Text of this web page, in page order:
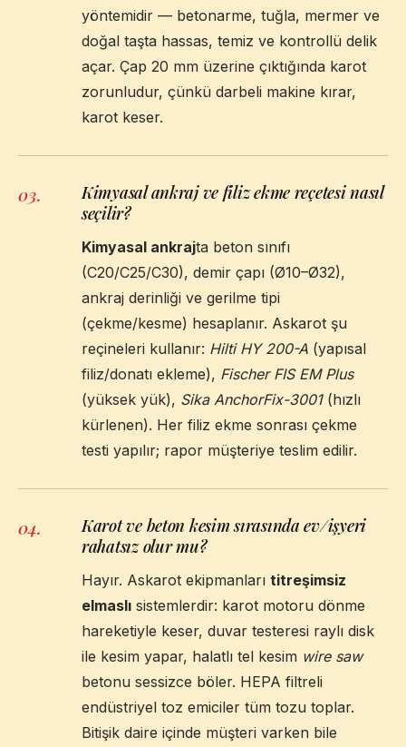
yöntemidir — betonarme, tuğla, mermer ve
doğal taşta hassas, temiz ve kontrollü delik
açar. Çap 20 mm üzerine çıktığında karot
zorunludur, çünkü darbeli makine kırar,
karot keser.
03.
Kimyasal ankraj ve filiz ekme reçetesi nasıl
seçilir?
Kimyasal ankrajta beton sınıfı
(C20/C25/C30), demir çapı (Ø10–Ø32),
ankraj derinliği ve gerilme tipi
(çekme/kesme) hesaplanır. Askarot şu
reçineleri kullanır: Hilti HY 200-A (yapısal
filiz/donatı ekleme), Fischer FIS EM Plus
(yüksek yük), Sika AnchorFix-3001(hızlı
kürlenen). Her filiz ekme sonrası çekme
testi yapılır; rapor müşteriye teslim edilir.
04.
Karot ve beton kesim sırasında ev/işyeri
rahatsız olur mu?
Hayır. Askarot ekipmanları titreşimsiz
elmaslı sistemlerdir: karot motoru dönme
hareketiyle keser, duvar testeresi raylı disk
ile kesim yapar, halatlı tel kesim wire saw
betonu sessizce böler. HEPA filtreli
endüstriyel toz emiciler tüm tozu toplar.
Bitişik daire içinde müşteri varken bile